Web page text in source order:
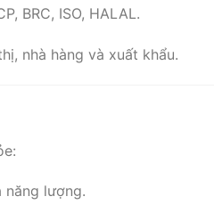
BRC, ISO, HALAL.
nhà hàng và xuất khẩu.
lượng.